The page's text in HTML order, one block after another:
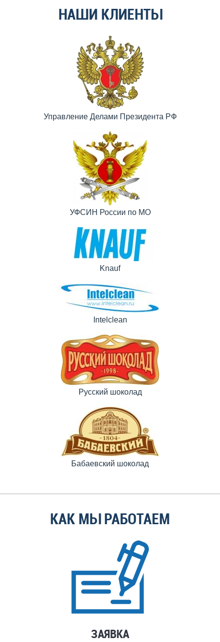
НАШИ КЛИЕНТЫ
Управление Делами Президента РФ
УФСИН России по МО
Knauf
Intelclean
Русский шоколад
Бабаевский шоколад
КАК МЫ РАБОТАЕМ
ЗАЯВКА